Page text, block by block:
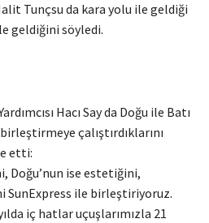
Tunçsu da kara yolu ile geldiği
geldiğini söyledi.
Hacı Say da Doğu ile Batı
çalıştırdıklarını
etti:
Doğu’nun ise estetiğini,
SunExpress ile birleştiriyoruz.
iç hatlar uçuşlarımızla 21